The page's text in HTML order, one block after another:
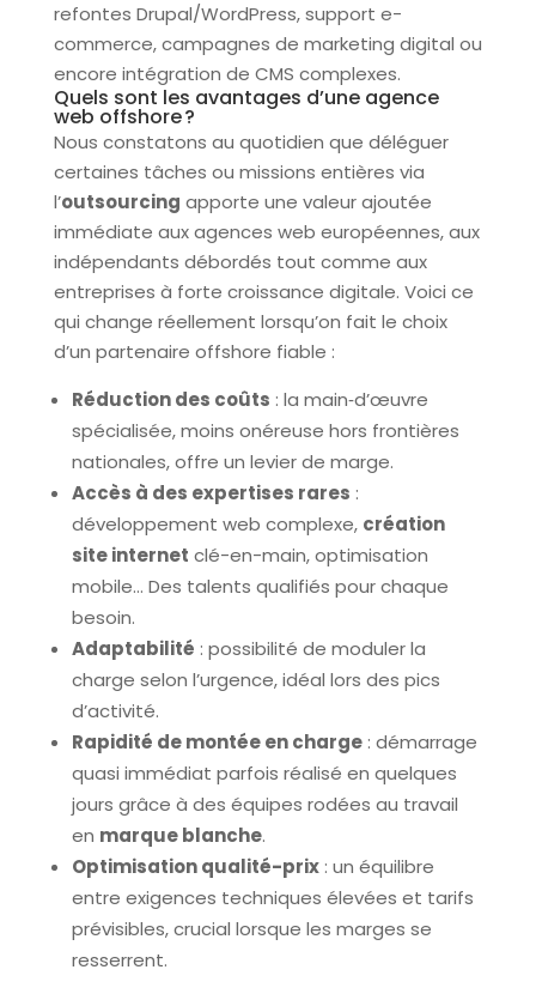
refontes Drupal/WordPress, support e-
commerce, campagnes de marketing digital ou
encore intégration de CMS complexes.
Quels sont les avantages d’une agence
web offshore ?
Nous constatons au quotidien que déléguer
certaines tâches ou missions entières via
l’outsourcing apporte une valeur ajoutée
immédiate aux agences web européennes, aux
indépendants débordés tout comme aux
entreprises à forte croissance digitale. Voici ce
qui change réellement lorsqu’on fait le choix
d’un partenaire offshore fiable :
Réduction des coûts : la main‑d’œuvre
spécialisée, moins onéreuse hors frontières
nationales, offre un levier de marge.
Accès à des expertises rares :
développement web complexe, création
site internet clé-en-main, optimisation
mobile… Des talents qualifiés pour chaque
besoin.
Adaptabilité : possibilité de moduler la
charge selon l’urgence, idéal lors des pics
d’activité.
Rapidité de montée en charge: démarrage
quasi immédiat parfois réalisé en quelques
jours grâce à des équipes rodées au travail
en marque blanche.
Optimisation qualité-prix: un équilibre
entre exigences techniques élevées et tarifs
prévisibles, crucial lorsque les marges se
resserrent.